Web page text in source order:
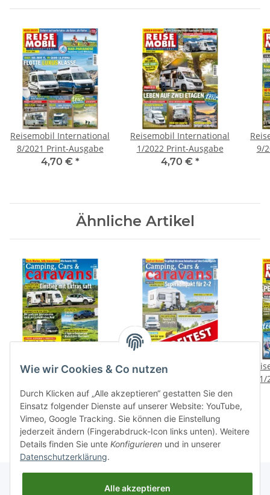
Reisemobil International
8/2021 Print-Ausgabe
4,70 € *
Reisemobil International
1/2022 Print-Ausgabe
4,70 € *
9/
Ähnliche Artikel
Camping, Cars &
oder Print-Ausgabe
3,90 € *
Profitest: Weinsberg
1,99 €*
1/
Wie wir Cookies & Co nutzen
Durch Klicken auf „Alle akzeptieren“ gestatten Sie den
Einsatz folgender Dienste auf unserer Website: YouTube,
Vimeo, Google Tracking. Sie können die Einstellung
jederzeit ändern (Fingerabdruck-Icon links unten). Weitere
Details finden Sie unte Konfigurieren und in unserer
Datenschutzerklärung.
Alle akzeptieren